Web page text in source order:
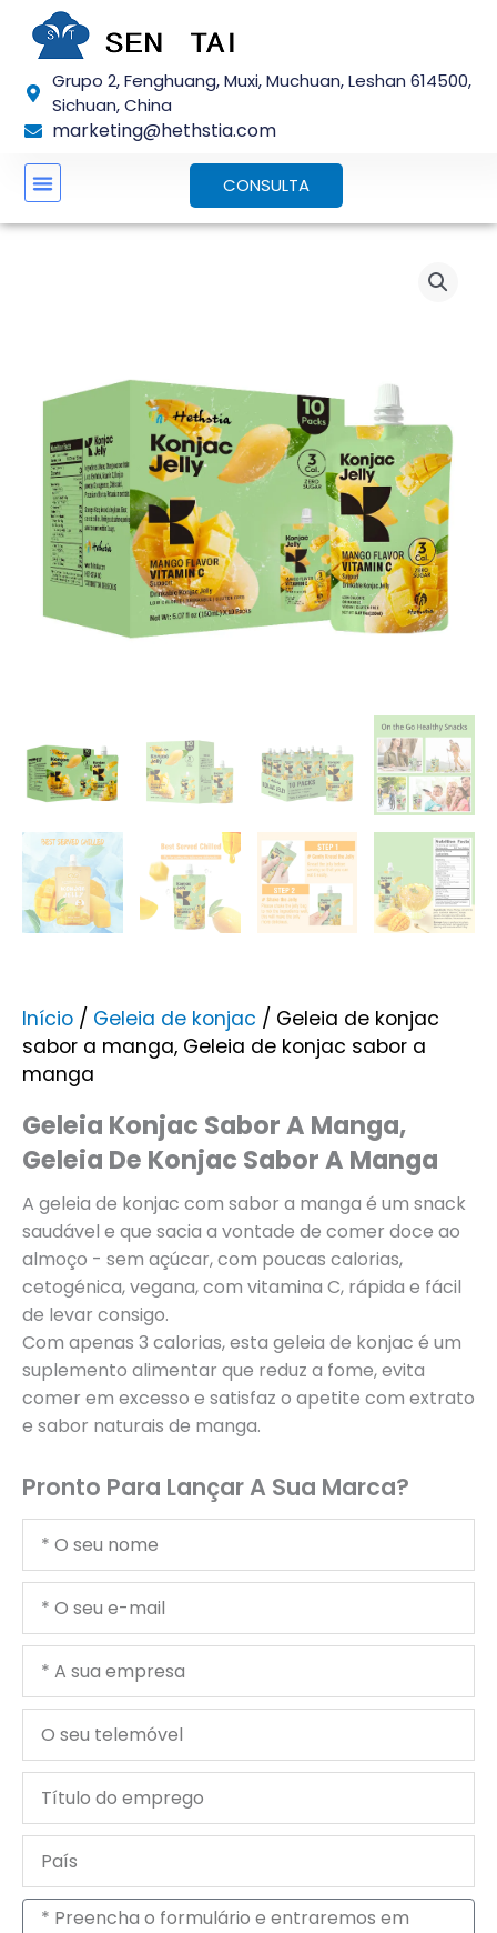
para
conteúdo
Grupo 2, Fenghuang, Muxi, Muchuan, Leshan 614500,
Sichuan, China
marketing@hethstia.com
CONSULTA
Início / Geleia de konjac / Geleia de konjac
sabor a manga, Geleia de konjac sabor a
manga
Geleia Konjac Sabor A Manga,
Geleia De Konjac Sabor A Manga
A geleia de konjac com sabor a manga é um snack
saudável e que sacia a vontade de comer doce ao
almoço - sem açúcar, com poucas calorias,
cetogénica, vegana, com vitamina C, rápida e fácil
de levar consigo.
Com apenas 3 calorias, esta geleia de konjac é um
suplemento alimentar que reduz a fome, evita
comer em excesso e satisfaz o apetite com extrato
e sabor naturais de manga.
Pronto Para Lançar A Sua Marca?
nome
e-
mail
empresa
telemóvel
Título
emprego
Mensagem